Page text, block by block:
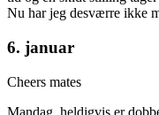
Nu har jeg desværre ikke
6. januar
Cheers mates
Mandag, heldigvis er